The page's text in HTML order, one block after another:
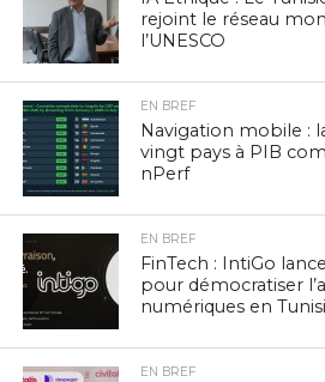
rejoint le réseau
l’UNESCO
EN BREF
Navigation mobile :
vingt pays à PIB
nPerf
EN BREF
FinTech : IntiGo
pour démocratiser
numériques en
EN BREF